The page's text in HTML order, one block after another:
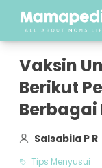
Vaksin
Berikut
Salsabila P R
Tips Menyusui